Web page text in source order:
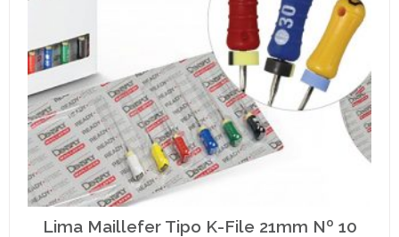
Lima Maillefer Tipo K-File 21mm Nº 10